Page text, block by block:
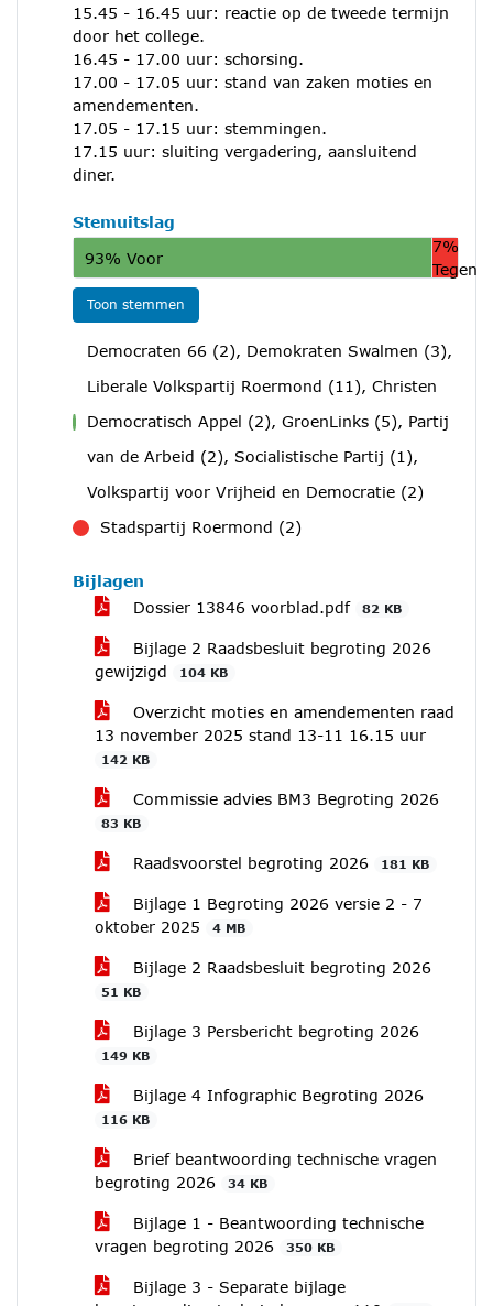
15.45 - 16.45 uur: reactie op de tweede termijn
door het college.
16.45 - 17.00 uur: schorsing.
17.00 - 17.05 uur: stand van zaken moties en
amendementen.
17.05 - 17.15 uur: stemmingen.
17.15 uur: sluiting vergadering, aansluitend
diner.
Stemuitslag
93% Voor
7%
Tegen
Toon stemmen
Democraten 66 (2), Demokraten Swalmen (3),
Liberale Volkspartij Roermond (11), Christen
Democratisch Appel (2), GroenLinks (5), Partij
van de Arbeid (2), Socialistische Partij (1),
Volkspartij voor Vrijheid en Democratie (2)
Stadspartij Roermond (2)
Bijlagen
Dossier 13846 voorblad.pdf
82 KB
Bijlage 2 Raadsbesluit begroting 2026
gewijzigd
104 KB
Overzicht moties en amendementen raad
13 november 2025 stand 13-11 16.15 uur
142 KB
Commissie advies BM3 Begroting 2026
83 KB
Raadsvoorstel begroting 2026 181 KB
Bijlage 1 Begroting 2026 versie 2 - 7
oktober 2025
4 MB
Bijlage 2 Raadsbesluit begroting 2026
51 KB
Bijlage 3 Persbericht begroting 2026
149 KB
Bijlage 4 Infographic Begroting 2026
116 KB
Brief beantwoording technische vragen
begroting 2026
34 KB
Bijlage 1 - Beantwoording technische
vragen begroting 2026
350 KB
Bijlage 3 - Separate bijlage